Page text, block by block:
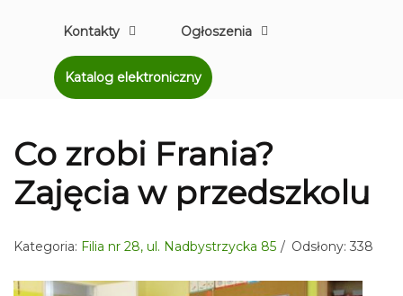
Kontakty Ogłoszenia
Katalog elektroniczny
Co zrobi Frania?
Zajęcia w przedszkolu
Kategoria: Filia nr 28, ul. Nadbystrzycka 85 Odsłony: 338